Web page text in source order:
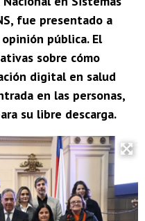
fue presentado a
pública. El
sobre cómo
digital en salud
en las personas,
su libre descarga.